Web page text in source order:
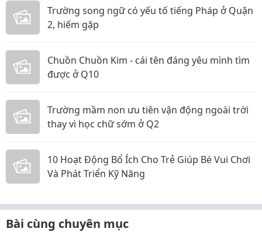
Trường song ngữ có yếu tố tiếng Pháp ở Quận
2, hiếm gặp
Chuồn Chuồn Kim - cái tên đáng yêu mình tìm
được ở Q10
Trường mầm non ưu tiên vận động ngoài trời
thay vì học chữ sớm ở Q2
10 Hoạt Động Bổ Ích Cho Trẻ Giúp Bé Vui Chơi
Và Phát Triển Kỹ Năng
Bài cùng chuyên mục